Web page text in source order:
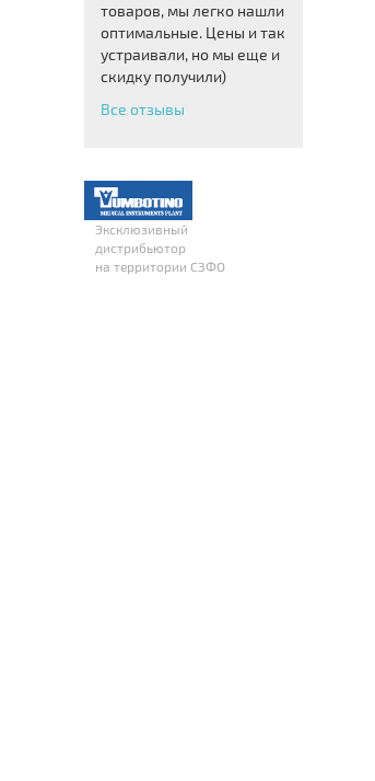
товаров, мы легко нашли
оптимальные. Цены и так
устраивали, но мы еще и
скидку получили)
Все отзывы
Эксклюзивный
дистрибьютор
на территории СЗФО